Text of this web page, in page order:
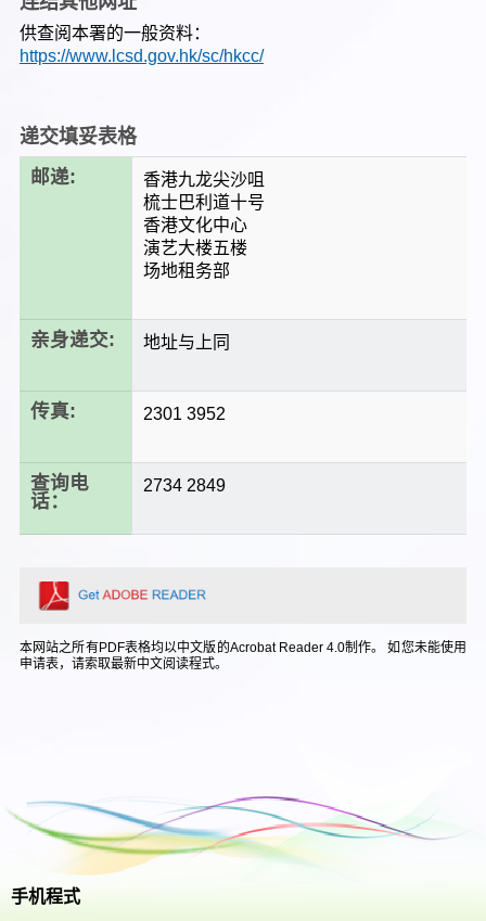
供查阅本署的一般资料：
https://www.lcsd.gov.hk/sc/hkcc/
递交填妥表格
邮递:
香港九龙尖沙咀
梳士巴利道十号
香港文化中心
演艺大楼五楼
场地租务部
亲身递交: 地址与上同
传真: 2301 3952
查询电
话：
2734 2849
本网站之所有PDF表格均以中文版的Acrobat Reader 4.0制作。 如您未能使用
申请表，请索取最新中文阅读程式。
手机程式